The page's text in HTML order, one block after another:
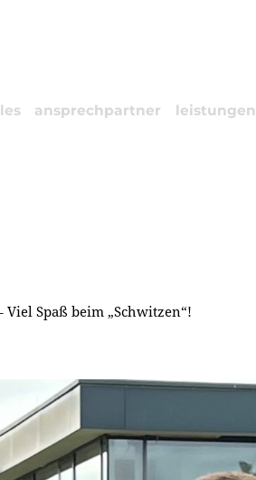
ansprechpartner leistungen
Spaß beim „Schwitzen“!